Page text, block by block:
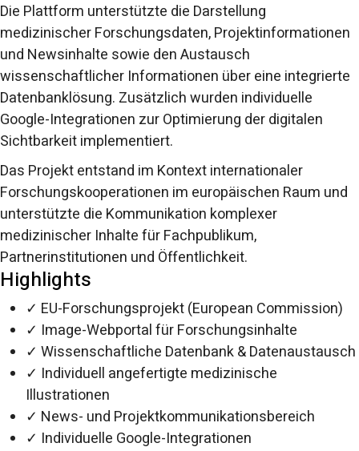
Die Plattform unterstützte die Darstellung
medizinischer Forschungsdaten, Projektinformationen
und Newsinhalte sowie den Austausch
wissenschaftlicher Informationen über eine integrierte
Datenbanklösung. Zusätzlich wurden individuelle
Google-Integrationen zur Optimierung der digitalen
Sichtbarkeit implementiert.
Das Projekt entstand im Kontext internationaler
Forschungskooperationen im europäischen Raum und
unterstützte die Kommunikation komplexer
medizinischer Inhalte für Fachpublikum,
Partnerinstitutionen und Öffentlichkeit.
Highlights
✓ EU-Forschungsprojekt (European Commission)
✓ Image-Webportal für Forschungsinhalte
✓ Wissenschaftliche Datenbank & Datenaustausch
✓ Individuell angefertigte medizinische
Illustrationen
✓ News- und Projektkommunikationsbereich
✓ Individuelle Google-Integrationen